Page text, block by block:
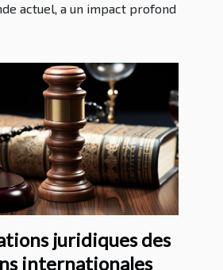
actuel, a un impact profond
juridiques des
internationales